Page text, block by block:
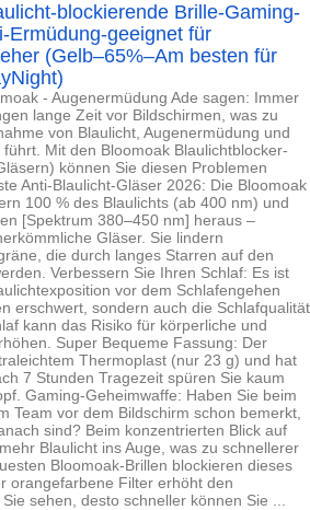
blockierende Brille-Gaming-
Ermüdung-geeignet für
(Gelb–65%–Am besten für
- Augenermüdung Ade sagen: Immer
lange Zeit vor Bildschirmen, was zu
von Blaulicht, Augenermüdung und
Mit den Bloomoak Blaulichtblocker-
können Sie diesen Problemen
Anti-Blaulicht-Gläser 2026: Die Bloomoak
100 % des Blaulichts (ab 400 nm) und
[Spektrum 380–450 nm] heraus –
Gläser. Sie lindern
die durch langes Starren auf den
Verbessern Sie Ihren Schlaf: Es ist
vor dem Schlafengehen
erschwert, sondern auch die Schlafqualität
kann das Risiko für körperliche und
Super Bequeme Fassung: Der
Thermoplast (nur 23 g) und hat
7 Stunden Tragezeit spüren Sie kaum
Gaming-Geheimwaffe: Haben Sie beim
Team vor dem Bildschirm schon bemerkt,
sind? Beim konzentrierten Blick auf
Blaulicht ins Auge, was zu schnellerer
Bloomoak-Brillen blockieren dieses
orangefarbene Filter erhöht den
sehen, desto schneller können Sie ...